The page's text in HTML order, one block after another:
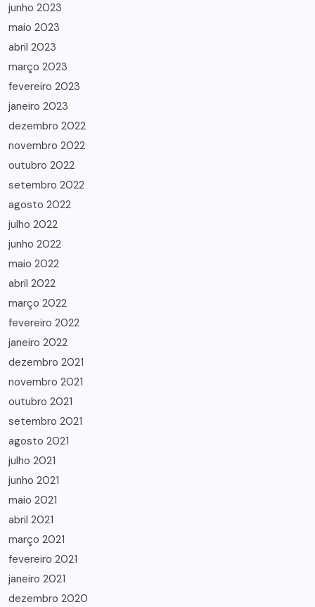
junho 2023
maio 2023
abril 2023
março 2023
fevereiro 2023
janeiro 2023
dezembro 2022
novembro 2022
outubro 2022
setembro 2022
agosto 2022
julho 2022
junho 2022
maio 2022
abril 2022
março 2022
fevereiro 2022
janeiro 2022
dezembro 2021
novembro 2021
outubro 2021
setembro 2021
agosto 2021
julho 2021
junho 2021
maio 2021
abril 2021
março 2021
fevereiro 2021
janeiro 2021
dezembro 2020